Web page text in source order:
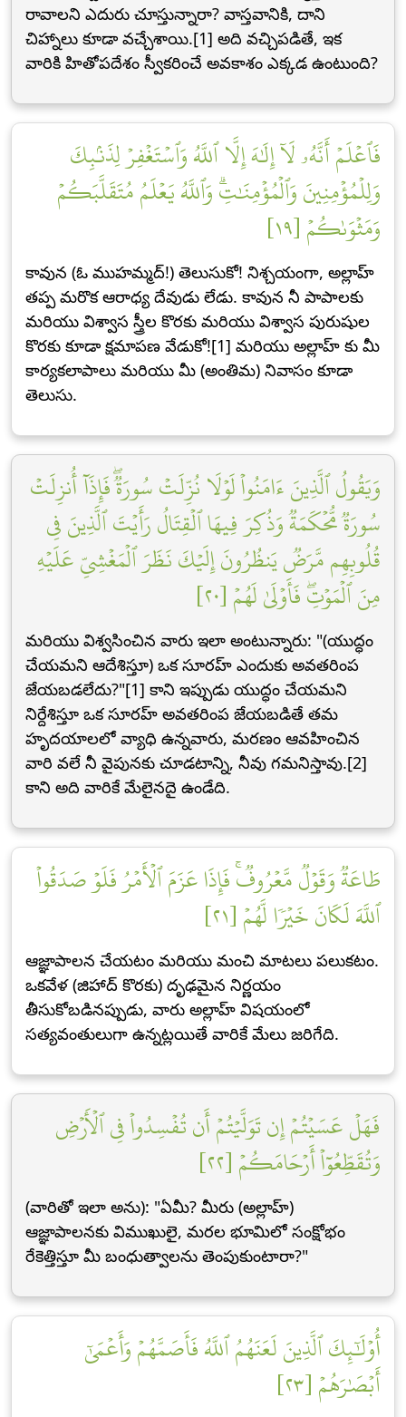
రావాలని ఎదురు చూస్తున్నారా? వాస్తవానికి, దాని
చిహ్నాలు కూడా వచ్చేశాయి.[1] అది వచ్చిపడితే, ఇక
వారికి హితోపదేశం స్వీకరించే అవకాశం ఎక్కడ ఉంటుంది?
فَٱعۡلَمۡ أَنَّهُۥ لَآ إِلَٰهَ إِلَّا ٱللَّهُ وَٱسۡتَغۡفِرۡ لِذَنۢبِكَ
وَلِلۡمُؤۡمِنِينَ وَٱلۡمُؤۡمِنَٰتِۗ وَٱللَّهُ يَعۡلَمُ مُتَقَلَّبَكُمۡ
وَمَثۡوَىٰكُمۡ [١٩]
కావున (ఓ ముహమ్మద్!) తెలుసుకో! నిశ్చయంగా, అల్లాహ్
తప్ప మరొక ఆరాధ్య దేవుడు లేడు. కావున నీ పాపాలకు
మరియు విశ్వాస స్త్రీల కొరకు మరియు విశ్వాస పురుషుల
కొరకు కూడా క్షమాపణ వేడుకో![1] మరియు అల్లాహ్ కు మీ
కార్యకలాపాలు మరియు మీ (అంతిమ) నివాసం కూడా
తెలుసు.
وَيَقُولُ ٱلَّذِينَ ءَامَنُواْ لَوۡلَا نُزِّلَتۡ سُورَةٞۖ فَإِذَآ أُنزِلَتۡ
سُورَةٞ مُّحۡكَمَةٞ وَذُكِرَ فِيهَا ٱلۡقِتَالُ رَأَيۡتَ ٱلَّذِينَ فِي
قُلُوبِهِم مَّرَضٞ يَنظُرُونَ إِلَيۡكَ نَظَرَ ٱلۡمَغۡشِيِّ عَلَيۡهِ
مِنَ ٱلۡمَوۡتِۖ فَأَوۡلَىٰ لَهُمۡ [٢٠]
మరియు విశ్వసించిన వారు ఇలా అంటున్నారు: "(యుద్ధం
చేయమని ఆదేశిస్తూ) ఒక సూరహ్ ఎందుకు అవతరింప
జేయబడలేదు?"[1] కాని ఇప్పుడు యుద్ధం చేయమని
నిర్దేశిస్తూ ఒక సూరహ్ అవతరింప జేయబడితే తమ
హృదయాలలో వ్యాధి ఉన్నవారు, మరణం ఆవహించిన
వారి వలే నీ వైపునకు చూడటాన్ని, నీవు గమనిస్తావు.[2]
కాని అది వారికే మేలైనదై ఉండేది.
طَاعَةٞ وَقَوۡلٞ مَّعۡرُوفٞۚ فَإِذَا عَزَمَ ٱلۡأَمۡرُ فَلَوۡ صَدَقُواْ
ٱللَّهَ لَكَانَ خَيۡرٗا لَّهُمۡ [٢١]
ఆజ్ఞాపాలన చేయటం మరియు మంచి మాటలు పలుకటం.
ఒకవేళ (జిహాద్ కొరకు) దృఢమైన నిర్ణయం
తీసుకోబడినప్పుడు, వారు అల్లాహ్ విషయంలో
సత్యవంతులుగా ఉన్నట్లయితే వారికే మేలు జరిగేది.
فَهَلۡ عَسَيۡتُمۡ إِن تَوَلَّيۡتُمۡ أَن تُفۡسِدُواْ فِي ٱلۡأَرۡضِ
وَتُقَطِّعُوٓاْ أَرۡحَامَكُمۡ [٢٢]
(వారితో ఇలా అను): "ఏమీ? మీరు (అల్లాహ్)
ఆజ్ఞాపాలనకు విముఖులై, మరల భూమిలో సంక్షోభం
రేకెత్తిస్తూ మీ బంధుత్వాలను తెంపుకుంటారా?"
أُوْلَٰٓئِكَ ٱلَّذِينَ لَعَنَهُمُ ٱللَّهُ فَأَصَمَّهُمۡ وَأَعۡمَىٰٓ
أَبۡصَٰرَهُمۡ [٢٣]